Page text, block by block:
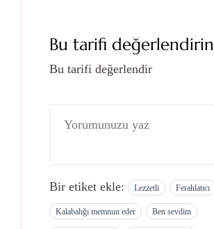
Bu tarifi değerlendirin
Bu tarifi değerlendir
Bir etiket ekle: Lezzetli Ferahlatıcı
Kalabalığı memnun eder Ben sevdim